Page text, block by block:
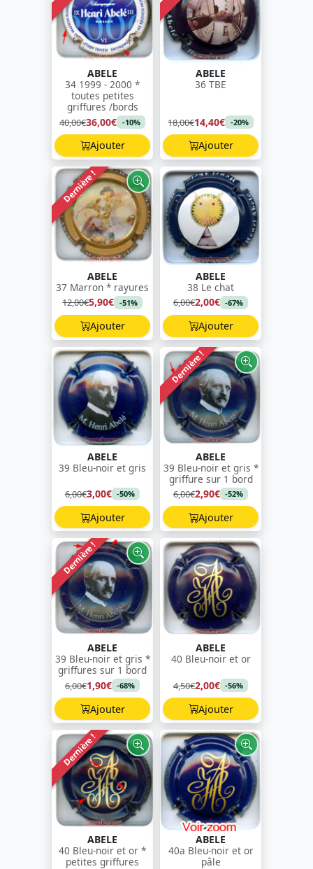
ABELE
34 1999 - 2000 *
toutes petites
griffures /bords
40,00€36,00€ -10%
Ajouter
ABELE
36 TBE
18,00€14,40€ -20%
Ajouter
Dernière !
ABELE
37 Marron * rayures
12,00€5,90€ -51%
Ajouter
ABELE
38 Le chat
6,00€2,00€ -67%
Ajouter
ABELE
39 Bleu-noir et gris
6,00€3,00€ -50%
Ajouter
Dernière !
ABELE
39 Bleu-noir et gris *
griffure sur 1 bord
6,00€2,90€ -52%
Ajouter
Dernière !
ABELE
39 Bleu-noir et gris *
griffures sur 1 bord
6,00€1,90€ -68%
Ajouter
ABELE
40 Bleu-noir et or
4,50€2,00€ -56%
Ajouter
Dernière !
ABELE
40 Bleu-noir et or *
petites griffures
ABELE
40a Bleu-noir et or
pâle